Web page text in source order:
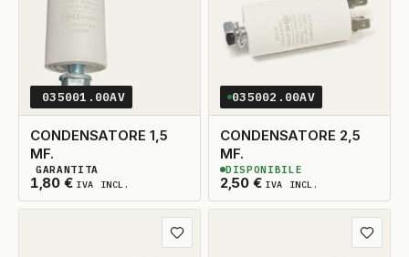
035001.00AV
CONDENSATORE 1,5
MF.
1,80 € IVA INCL.
2DISPONIBILI
GARANTITA
035002.00AV
CONDENSATORE 2,5
MF.
2,50 € IVA INCL.
2DISPONIBILI
DISPONIBILE
Aggiungi ai preferiti